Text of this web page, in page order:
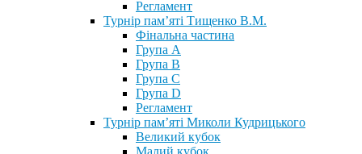
Регламент
Турнір пам’яті Тищенко В.М.
Фінальна частина
Група А
Група В
Група С
Група D
Регламент
Турнір пам’яті Миколи Кудрицького
Великий кубок
Малий кубок